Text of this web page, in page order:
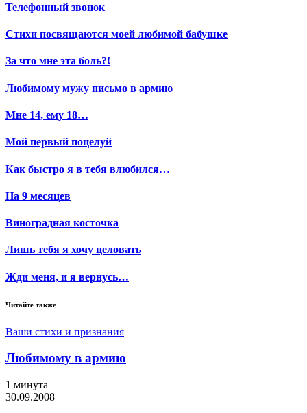
Телефонный звонок
Стихи посвящаются моей любимой бабушке
За что мне эта боль?!
Любимому мужу письмо в армию
Мне 14, ему 18…
Мой первый поцелуй
Как быстро я в тебя влюбился…
На 9 месяцев
Виноградная косточка
Лишь тебя я хочу целовать
Жди меня, и я вернусь…
Читайте также
Ваши стихи и признания
Любимому в армию
1 минута
30.09.2008